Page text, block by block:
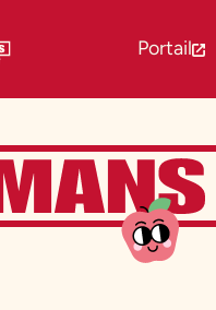
Portail